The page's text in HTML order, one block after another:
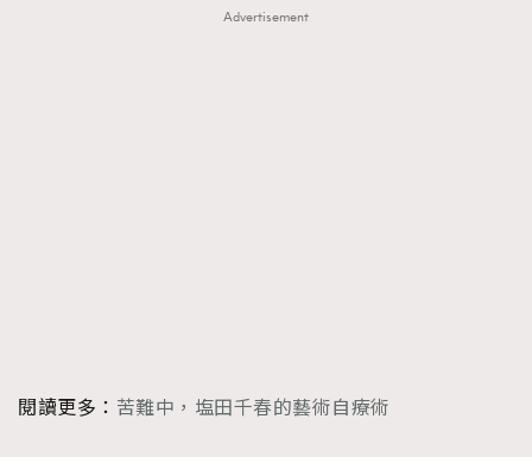
Advertisement
閱讀更多： 苦難中，塩田千春的藝術自療術